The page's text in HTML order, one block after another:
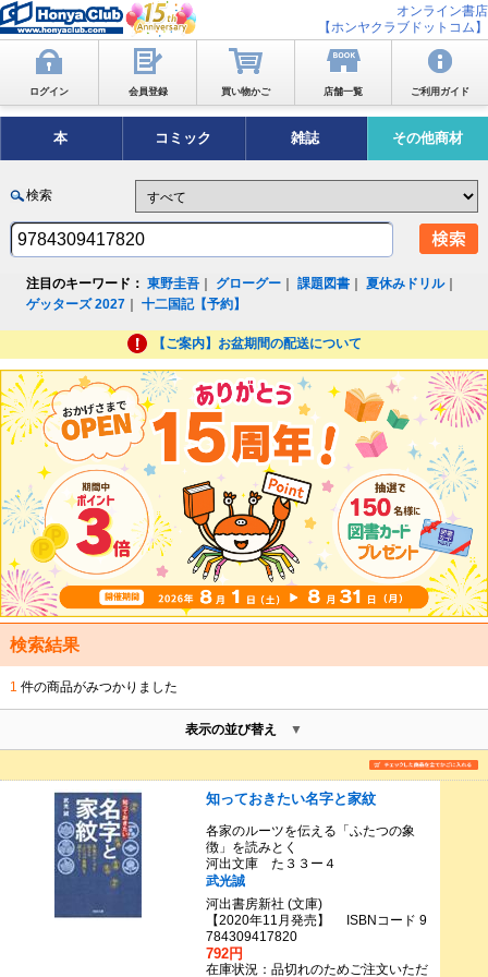
オンライン書店
【ホンヤクラブドットコム】
ログイン 会員登録 買い物かご 店舗一覧 ご利用ガイド
本 コミック 雑誌 その他商材
検索
注目のキーワード： 東野圭吾 グローグー ｜課題図書 ｜夏休みドリル｜
ゲッターズ 2027 ｜十二国記【予約】
【ご案内】お盆期間の配送について
検索結果
1 件の商品がみつかりました
表示の並び替え
知っておきたい名字と家紋
各家のルーツを伝える「ふたつの象
徴」を読みとく
河出文庫 た３３ー４
武光誠
河出書房新社 (文庫)
【2020年11月発売】 ISBNコード 9
784309417820
792円
在庫状況：品切れのためご注文いただ